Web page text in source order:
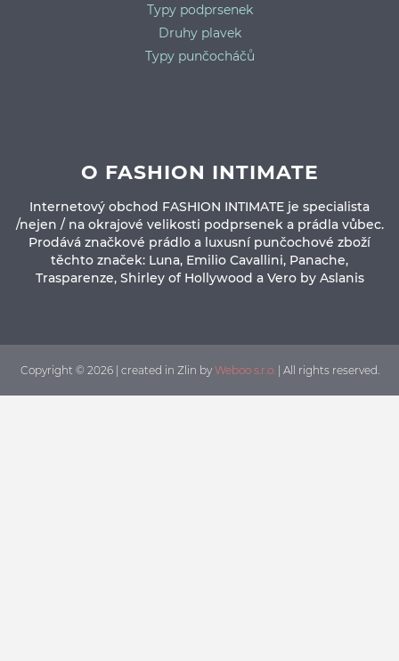
Typy podprsenek
Druhy plavek
Typy punčocháčů
O FASHION INTIMATE
Internetový obchod FASHION INTIMATE je specialista
/nejen / na okrajové velikosti podprsenek a prádla vůbec.
Prodává značkové prádlo a luxusní punčochové zboží
těchto značek: Luna, Emilio Cavallini, Panache,
Trasparenze, Shirley of Hollywood a Vero by Aslanis
Copyright © 2026 | created in Zlin by Weboo s.r.o. | All rights reserved.